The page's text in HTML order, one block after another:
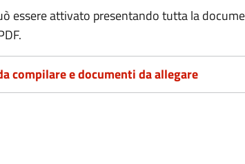
essere attivato presentando tutta la
compilare e documenti da allegare